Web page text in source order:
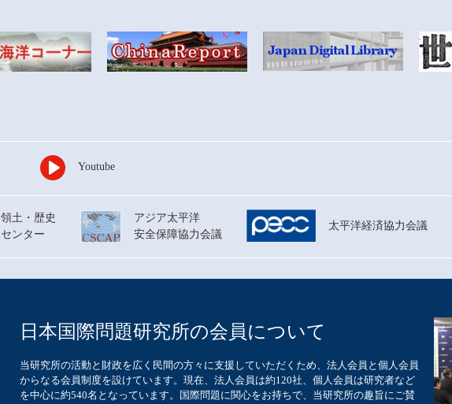
Youtube
領土・歴史
センター
アジア太平洋
安全保障協力会議
太平洋経済協力会議
日本国際問題研究所の会員について
当研究所の活動と財政を広く民間の方々に支援していただくため、法人会員と個人会員
からなる会員制度を設けています。現在、法人会員は約120社、個人会員は研究者など
を中心に約540名となっています。国際問題に関心をお持ちで、当研究所の趣旨にご賛